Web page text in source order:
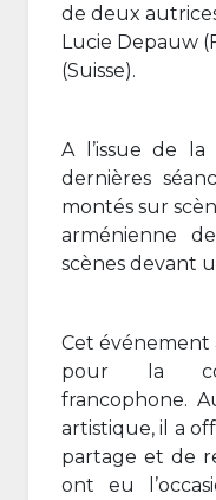
de deux
Lucie Depauw
(Suisse).
A l’issue de
dernières
montés sur
arménienne
scènes devant
Cet
pour la
francophone.
artistique, il a
partage et de
ont eu